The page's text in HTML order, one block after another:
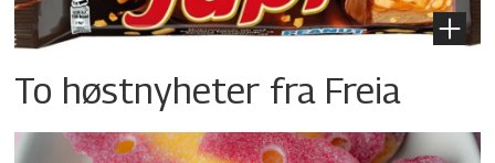
To høstnyheter fra Freia